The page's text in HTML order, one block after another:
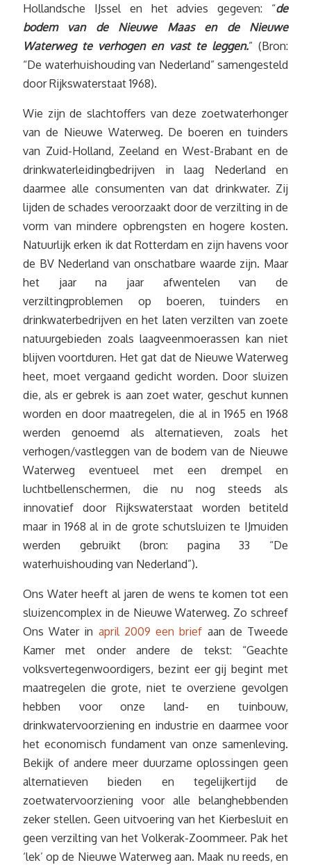
Hollandsche IJssel en het advies gegeven: “de
bodem van de Nieuwe Maas en de Nieuwe
Waterweg te verhogen en vast te leggen.” (Bron:
“De waterhuishouding van Nederland” samengesteld
door Rijkswaterstaat 1968).
Wie zijn de slachtoffers van deze zoetwaterhonger
van de Nieuwe Waterweg. De boeren en tuinders
van Zuid-Holland, Zeeland en West-Brabant en de
drinkwaterleidingbedrijven in laag Nederland en
daarmee alle consumenten van dat drinkwater. Zij
lijden de schades veroorzaakt door de verzilting in de
vorm van mindere opbrengsten en hogere kosten.
Natuurlijk erken ik dat Rotterdam en zijn havens voor
de BV Nederland van onschatbare waarde zijn. Maar
het jaar na jaar afwentelen van de
verziltingproblemen op boeren, tuinders en
drinkwaterbedrijven en het laten verzilten van zoete
natuurgebieden zoals laagveenmoerassen kan niet
blijven voortduren. Het gat dat de Nieuwe Waterweg
heet, moet vergaand gedicht worden. Door sluizen
die, als er gebrek is aan zoet water, geschut kunnen
worden en door maatregelen, die al in 1965 en 1968
werden genoemd als alternatieven, zoals het
verhogen/vastleggen van de bodem van de Nieuwe
Waterweg eventueel met een drempel en
luchtbellenschermen, die nu nog steeds als
innovatief door Rijkswaterstaat worden betiteld
maar in 1968 al in de grote schutsluizen te IJmuiden
werden gebruikt (bron: pagina 33 “De
waterhuishouding van Nederland”).
Ons Water heeft al jaren de wens te komen tot een
sluizencomplex in de Nieuwe Waterweg. Zo schreef
Ons Water in april 2009 een brief aan de Tweede
Kamer met onder andere de tekst: “Geachte
volksvertegenwoordigers, bezint eer gij begint met
maatregelen die grote, niet te overziene gevolgen
hebben voor onze land- en tuinbouw,
drinkwatervoorziening en industrie en daarmee voor
het economisch fundament van onze samenleving.
Bekijk of andere meer duurzame oplossingen geen
alternatieven bieden en tegelijkertijd de
zoetwatervoorziening voor alle belanghebbenden
zeker stellen. Geen uitvoering van het Kierbesluit en
geen verzilting van het Volkerak-Zoommeer. Pak het
‘lek’ op de Nieuwe Waterweg aan. Maak nu reeds, en